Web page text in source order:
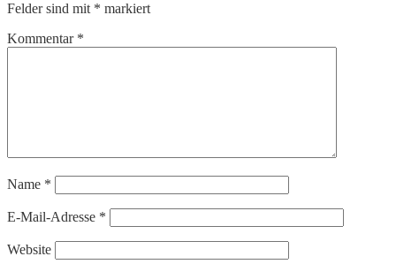
Felder sind mit * markiert
Kommentar *
Name *
E-Mail-Adresse *
Website